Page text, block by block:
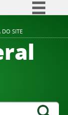
DO SITE
BR